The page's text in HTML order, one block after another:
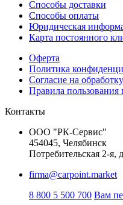
Способы доставки
Способы оплаты
Юридическая
Карта постоянного
Оферта
Политика
Согласие на
Правила
Контакты
ООО "РК-Сервис"
454045, Челябинск
Потребительская 2-я,
firma@carpoint.market
8 800 5 500 700 Вам